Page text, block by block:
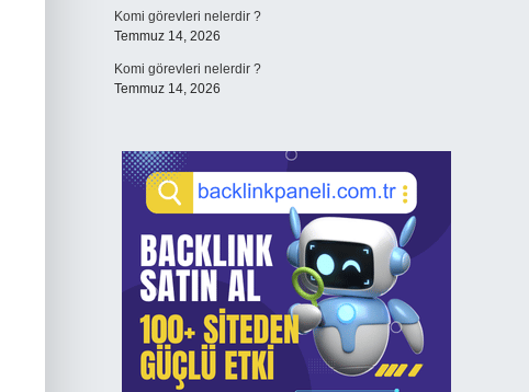
Komi görevleri nelerdir ?
Temmuz 14, 2026
Komi görevleri nelerdir ?
Temmuz 14, 2026